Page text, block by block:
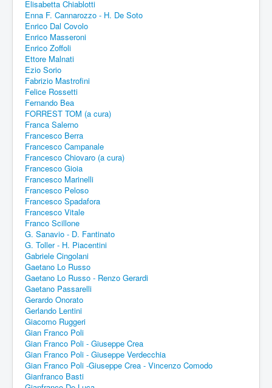
Elisabetta Chiablotti
Enna F. Cannarozzo - H. De Soto
Enrico Dal Covolo
Enrico Masseroni
Enrico Zoffoli
Ettore Malnati
Ezio Sorio
Fabrizio Mastrofini
Felice Rossetti
Fernando Bea
FORREST TOM (a cura)
Franca Salerno
Francesco Berra
Francesco Campanale
Francesco Chiovaro (a cura)
Francesco Gioia
Francesco Marinelli
Francesco Peloso
Francesco Spadafora
Francesco Vitale
Franco Scillone
G. Sanavio - D. Fantinato
G. Toller - H. Piacentini
Gabriele Cingolani
Gaetano Lo Russo
Gaetano Lo Russo - Renzo Gerardi
Gaetano Passarelli
Gerardo Onorato
Gerlando Lentini
Giacomo Ruggeri
Gian Franco Poli
Gian Franco Poli - Giuseppe Crea
Gian Franco Poli - Giuseppe Verdecchia
Gian Franco Poli -Giuseppe Crea - Vincenzo Comodo
Gianfranco Basti